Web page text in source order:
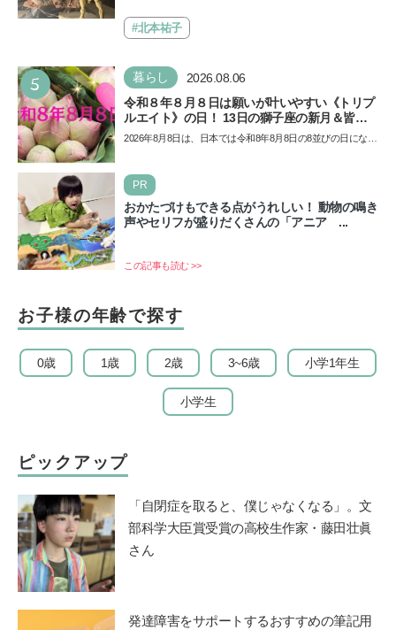
催…#北本祐子
5 暮らし 2026.08.06
令和８年８月８日は願いが叶いやすい《トリプ
ルエイト》の日！ 13日の獅子座の新月＆皆既
日食の影響にも注目
2026年8月8日は、日本では令和8年8月8日の8並びの日になり
PR
おかたづけもできる点がうれしい！ 動物の鳴き
声やセリフが盛りだくさんの「アニア ...
この記事も読む >>
お子様の年齢で探す
0歳 1歳 2歳 3~6歳 小学1年生
小学生
ピックアップ
「自閉症を取ると、僕じゃなくなる」。文
部科学大臣賞受賞の高校生作家・藤田壮眞
さん
発達障害をサポートするおすすめの筆記用